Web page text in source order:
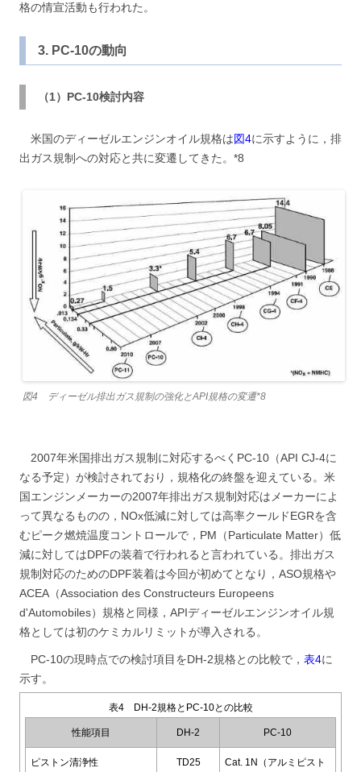
格の情宣活動も行われた。
3. PC-10の動向
（1）PC-10検討内容
米国のディーゼルエンジンオイル規格は図4に示すように，排
出ガス規制への対応と共に変遷してきた。*8
図4 ディーゼル排出ガス規制の強化とAPI規格の変遷*8
2007年米国排出ガス規制に対応するべくPC-10（API CJ-4に
なる予定）が検討されており，規格化の終盤を迎えている。米
国エンジンメーカーの2007年排出ガス規制対応はメーカーによ
って異なるものの，NOx低減に対しては高率クールドEGRを含
むピーク燃焼温度コントロールで，PM（Particulate Matter）低
減に対してはDPFの装着で行われると言われている。排出ガス
規制対応のためのDPF装着は今回が初めてとなり，ASO規格や
ACEA（Association des Constructeurs Europeens
d'Automobiles）規格と同様，APIディーゼルエンジンオイル規
格としては初のケミカルリミットが導入される。
PC-10の現時点での検討項目をDH-2規格との比較で， 表4に
示す。
表4 DH-2規格とPC-10との比較
性能項目 DH-2 PC-10
ピストン清浄性 TD25 Cat. 1N（アルミピスト